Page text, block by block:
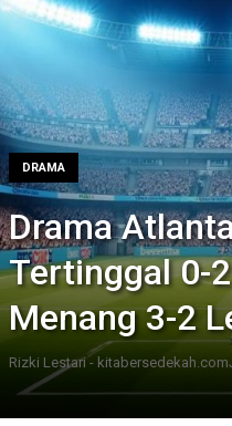
DRAMA
Drama
Tertinggal 0-
Menang 3-2
Rizki Lestari - kitabersedekah.com